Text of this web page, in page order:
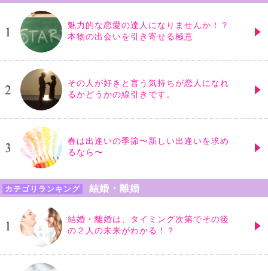
魅力的な恋愛の達人になりませんか！？
本物の出会いを引き寄せる極意
その人が好きと言う気持ちが恋人になれ
るかどうかの線引きです。
春は出逢いの季節〜新しい出逢いを求め
るなら〜
カテゴリランキング 結婚・離婚
結婚・離婚は、タイミング次第でその後
の２人の未来がわかる！？